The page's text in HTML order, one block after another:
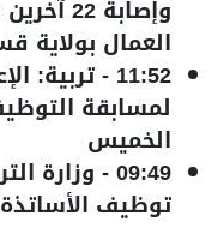
وإصابة
العمال بولاية
11:52
-تربية:
لمسابقة
الخميس
09:49
- وزارة
توظيف الأساتذة